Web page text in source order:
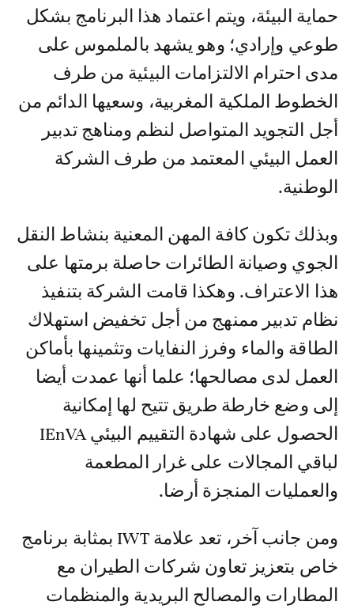
حماية البيئة، ويتم اعتماد هذا البرنامج بشكل
طوعي وإرادي؛ وهو يشهد بالملموس على
مدى احترام الالتزامات البيئية من طرف
الخطوط الملكية المغربية، وسعيها الدائم من
أجل التجويد المتواصل لنظم ومناهج تدبير
العمل البيئي المعتمد من طرف الشركة
الوطنية.
وبذلك تكون كافة المهن المعنية بنشاط النقل
الجوي وصيانة الطائرات حاصلة برمتها على
هذا الاعتراف. وهكذا قامت الشركة بتنفيذ
نظام تدبير ممنهج من أجل تخفيض استهلاك
الطاقة والماء وفرز النفايات وتثمينها بأماكن
العمل لدى مصالحها؛ علما أنها عمدت أيضا
إلى وضع خارطة طريق تتيح لها إمكانية
الحصول على شهادة التقييم البيئي IEnVA
لباقي المجالات على غرار المطعمة
والعمليات المنجزة أرضا.
ومن جانب آخر، تعد علامة IWT بمثابة برنامج
خاص بتعزيز تعاون شركات الطيران مع
المطارات والمصالح البريدية والمنظمات